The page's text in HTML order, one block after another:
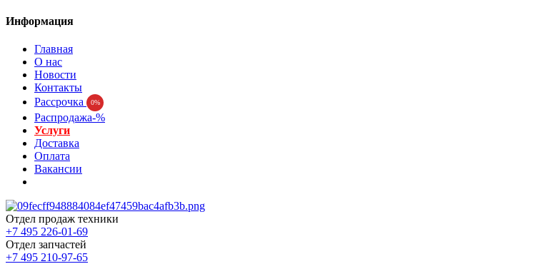
Информация
Главная
О нас
Новости
Контакты
Рассрочка
0%
Распродажа-%
Услуги
Доставка
Оплата
Вакансии
Отдел продаж техники
+7 495 226-01-69
Отдел запчастей
+7 495 210-97-65